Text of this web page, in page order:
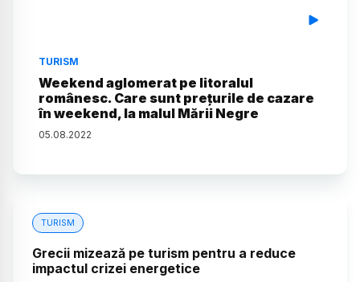
TURISM
Weekend aglomerat pe litoralul
românesc. Care sunt prețurile de cazare
în weekend, la malul Mării Negre
05.08.2022
TURISM
Grecii mizează pe turism pentru a reduce
impactul crizei energetice